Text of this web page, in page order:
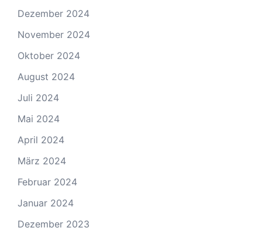
Dezember 2024
November 2024
Oktober 2024
August 2024
Juli 2024
Mai 2024
April 2024
März 2024
Februar 2024
Januar 2024
Dezember 2023